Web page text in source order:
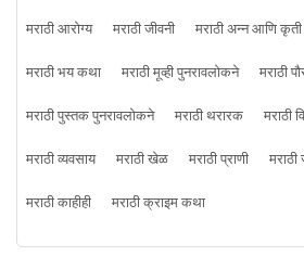
मराठी आरोग्य
मराठी जीवनी मराठी अन्न आणि कृती
मराठी भय कथा
मराठी मूव्ही पुनरावलोकने
मराठी
मराठी पुस्तक पुनरावलोकने
मराठी थरारक
मराठी
मराठी व्यवसाय
मराठी खेळ मराठी प्राणी मराठी
मराठी काहीही
मराठी क्राइम कथा